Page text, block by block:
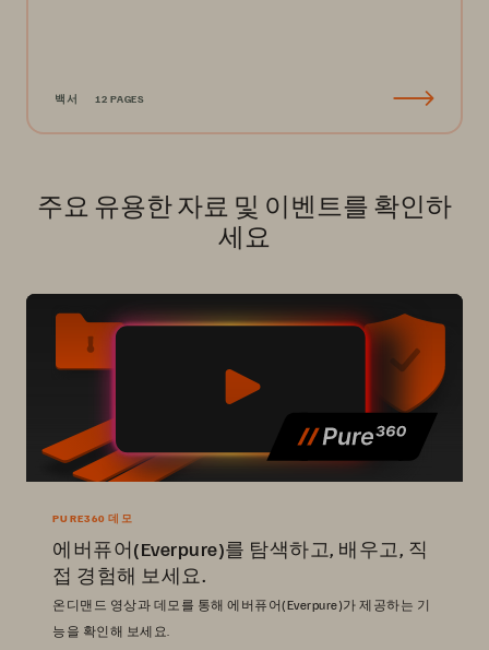
백서 12 PAGES
주요 유용한 자료 및 이벤트를 확인하
세요
PURE360 데모
에버퓨어(Everpure)를 탐색하고, 배우고, 직
접 경험해 보세요.
온디맨드 영상과 데모를 통해 에버퓨어(Everpure)가 제공하는 기
능을 확인해 보세요.